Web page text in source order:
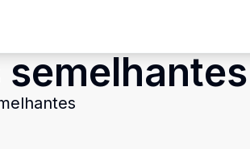
semelhantes